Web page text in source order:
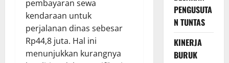
pembayaran sewa
kendaraan untuk
perjalanan dinas sebesar
Rp44,8 juta. Hal ini
menunjukkan kurangnya
PENGUSUTA
N TUNTAS
KINERJA
BURUK